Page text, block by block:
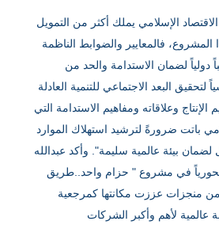
الإسلامي يملك أكثر من التمويل
فالمعايير والضوابط الناظمة
دولياً لضمان الاستدامة والحد من
البعد الاجتماعي للتنمية العادلة
وعلاقاته ومفاهيم الاستدامة التي
باتت ضرورةً لترشيد استهلاك الموارد
لضمان بيئة عالمية سليمة". وأكد عبدالله
في مشروع " حزام واحد..طريق
منجزات عززت مكانتها كمرجعية
عالمية لأهم وأكبر الشركات